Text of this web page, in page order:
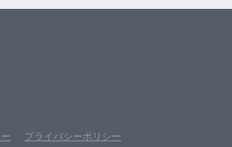
プライバシーポリシー